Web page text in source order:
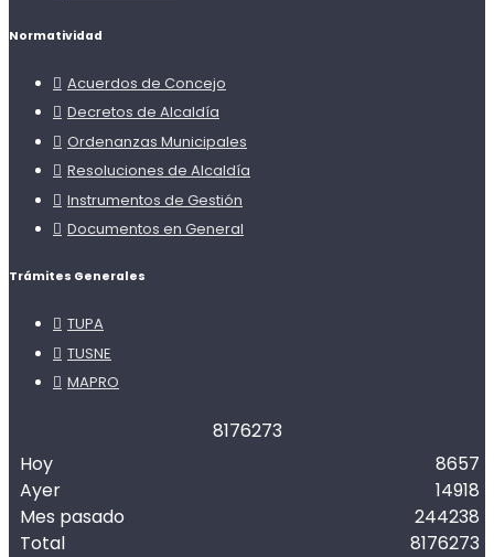
Normatividad
Acuerdos de Concejo
Decretos de Alcaldía
Ordenanzas Municipales
Resoluciones de Alcaldía
Instrumentos de Gestión
Documentos en General
Trámites Generales
TUPA
TUSNE
MAPRO
8176273
Hoy
Ayer
Mes pasado
Total
8657
14918
244238
8176273